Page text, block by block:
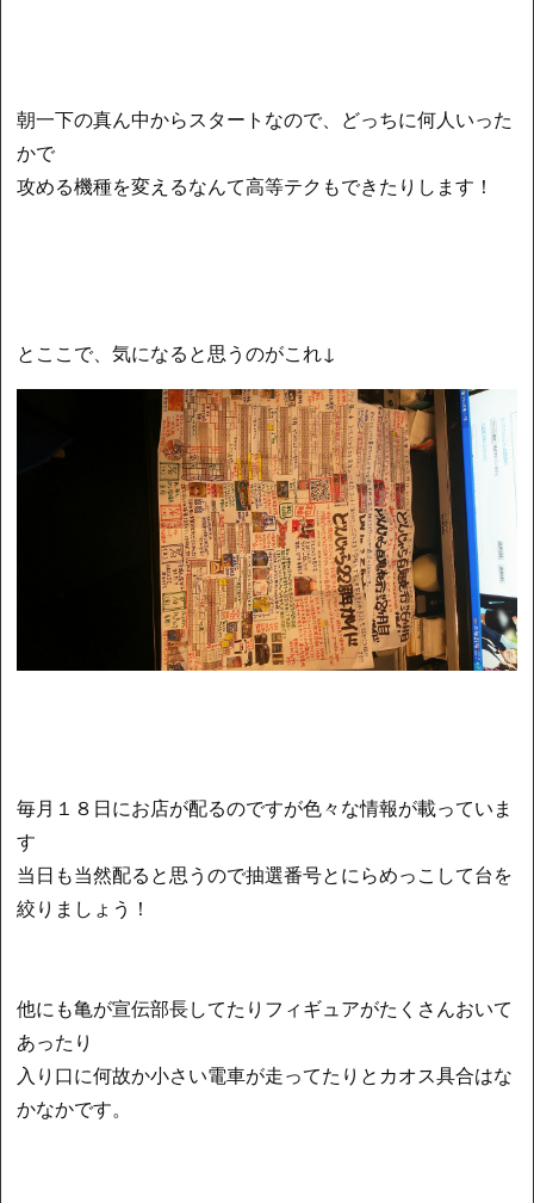
朝一下の真ん中からスタートなので、どっちに何人いった
かで
攻める機種を変えるなんて高等テクもできたりします！
とここで、気になると思うのがこれ↓
毎月１８日にお店が配るのですが色々な情報が載っていま
す
当日も当然配ると思うので抽選番号とにらめっこして台を
絞りましょう！
他にも亀が宣伝部長してたりフィギュアがたくさんおいて
あったり
入り口に何故か小さい電車が走ってたりとカオス具合はな
かなかです。